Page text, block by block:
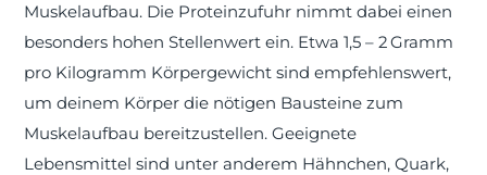
Muskelaufbau. Die Proteinzufuhr nimmt dabei einen
besonders hohen Stellenwert ein. Etwa 1,5 – 2Gramm
pro Kilogramm Körpergewicht sind empfehlenswert,
um deinem Körper die nötigen Bausteine zum
Muskelaufbau bereitzustellen. Geeignete
Lebensmittel sind unter anderem Hähnchen, Quark,